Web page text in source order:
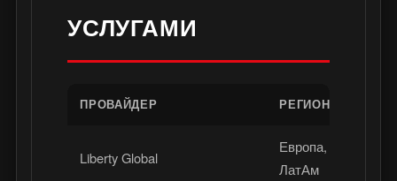
УСЛУГАМИ
ПРОВАЙДЕР РЕГИОН
Liberty Global
Европа,
ЛатАм